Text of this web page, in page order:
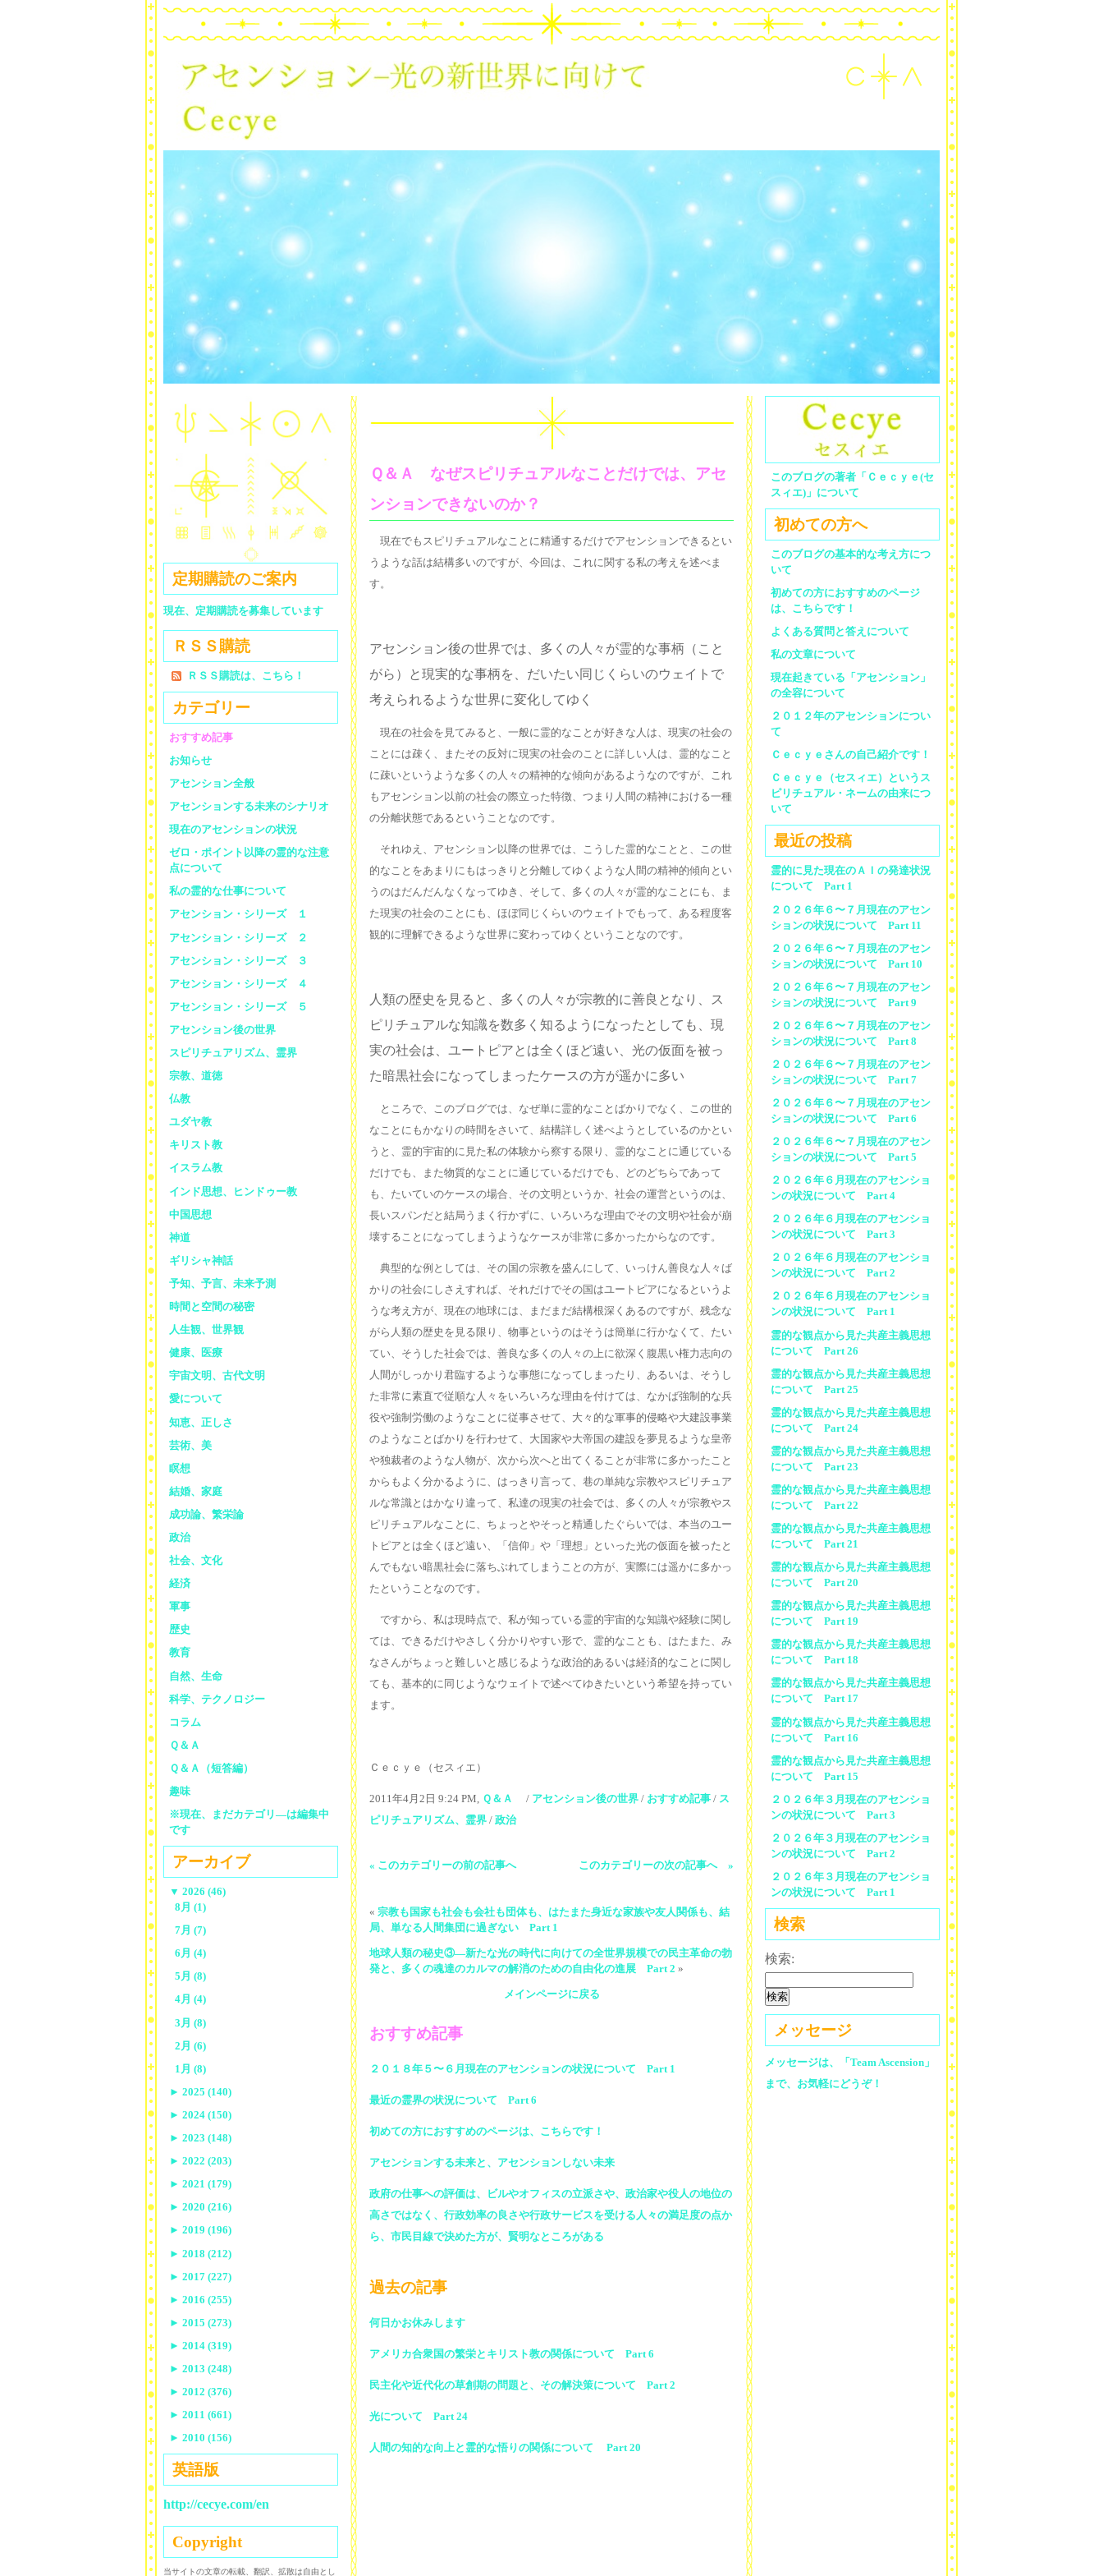
Ｑ＆Ａ なぜスピリチュアルなことだけでは、アセ
ンションできないのか？
現在でもスピリチュアルなことに精通するだけでアセンションできるとい
うような話は結構多いのですが、今回は、これに関する私の考えを述べま
す。
アセンション後の世界では、多くの人々が霊的な事柄（こと
がら）と現実的な事柄を、だいたい同じくらいのウェイトで
考えられるような世界に変化してゆく
現在の社会を見てみると、一般に霊的なことが好きな人は、現実の社会の
ことには疎く、またその反対に現実の社会のことに詳しい人は、霊的なこと
に疎いというような多くの人々の精神的な傾向があるようなのですが、これ
もアセンション以前の社会の際立った特徴、つまり人間の精神における一種
の分離状態であるということなのです。
それゆえ、アセンション以降の世界では、こうした霊的なことと、この世
的なことをあまりにもはっきりと分離してゆくような人間の精神的傾向とい
うのはだんだんなくなってゆき、そして、多くの人々が霊的なことにも、ま
た現実の社会のことにも、ほぼ同じくらいのウェイトでもって、ある程度客
観的に理解できるような世界に変わってゆくということなのです。
人類の歴史を見ると、多くの人々が宗教的に善良となり、ス
ピリチュアルな知識を数多く知るようになったとしても、現
実の社会は、ユートピアとは全くほど遠い、光の仮面を被っ
た暗黒社会になってしまったケースの方が遥かに多い
ところで、このブログでは、なぜ単に霊的なことばかりでなく、この世的
なことにもかなりの時間をさいて、結構詳しく述べようとしているのかとい
うと、霊的宇宙的に見た私の体験から察する限り、霊的なことに通じている
だけでも、また物質的なことに通じているだけでも、どのどちらであって
も、たいていのケースの場合、その文明というか、社会の運営というのは、
長いスパンだと結局うまく行かずに、いろいろな理由でその文明や社会が崩
壊することになってしまうようなケースが非常に多かったからなのです。
典型的な例としては、その国の宗教を盛んにして、いっけん善良な人々ば
かりの社会にしさえすれば、それだけでその国はユートピアになるというよ
うな考え方が、現在の地球には、まだまだ結構根深くあるのですが、残念な
がら人類の歴史を見る限り、物事というのはそうは簡単に行かなくて、たい
てい、そうした社会では、善良な多くの人々の上に欲深く腹黒い権力志向の
人間がしっかり君臨するような事態になってしまったり、あるいは、そうし
た非常に素直で従順な人々をいろいろな理由を付けては、なかば強制的な兵
役や強制労働のようなことに従事させて、大々的な軍事的侵略や大建設事業
のようなことばかりを行わせて、大国家や大帝国の建設を夢見るような皇帝
や独裁者のような人物が、次から次へと出てくることが非常に多かったこと
からもよく分かるように、はっきり言って、巷の単純な宗教やスピリチュア
ルな常識とはかなり違って、私達の現実の社会では、多くの人々が宗教やス
ピリチュアルなことに、ちょっとやそっと精通したぐらいでは、本当のユー
トピアとは全くほど遠い、「信仰」や「理想」といった光の仮面を被ったと
んでもない暗黒社会に落ちぶれてしまうことの方が、実際には遥かに多かっ
たということなのです。
ですから、私は現時点で、私が知っている霊的宇宙的な知識や経験に関し
ては、できるだけやさしく分かりやすい形で、霊的なことも、はたまた、み
なさんがちょっと難しいと感じるような政治的あるいは経済的なことに関し
ても、基本的に同じようなウェイトで述べてゆきたいという希望を持ってい
ます。
Ｃｅｃｙｅ（セスィエ）
2011年4月2日 9:24 PM, Ｑ＆Ａ / アセンション後の世界 / おすすめ記事 / ス
ピリチュアリズム、霊界 / 政治
« このカテゴリーの前の記事へ このカテゴリーの次の記事へ »
« 宗教も国家も社会も会社も団体も、はたまた身近な家族や友人関係も、結
局、単なる人間集団に過ぎない Part 1
地球人類の秘史③―新たな光の時代に向けての全世界規模での民主革命の勃
発と、多くの魂達のカルマの解消のための自由化の進展 Part 2 »
メインページに戻る
おすすめ記事
２０１８年５〜６月現在のアセンションの状況について Part 1
最近の霊界の状況について Part 6
初めての方におすすめのページは、こちらです！
アセンションする未来と、アセンションしない未来
政府の仕事への評価は、ビルやオフィスの立派さや、政治家や役人の地位の
高さではなく、行政効率の良さや行政サービスを受ける人々の満足度の点か
ら、市民目線で決めた方が、賢明なところがある
過去の記事
何日かお休みします
アメリカ合衆国の繁栄とキリスト教の関係について Part 6
民主化や近代化の草創期の問題と、その解決策について Part 2
光について Part 24
人間の知的な向上と霊的な悟りの関係について Part 20
このブログの著者「Ｃｅｃｙｅ(セ
スィエ)」について
初めての方へ
このブログの基本的な考え方につ
いて
初めての方におすすめのページ
は、こちらです！
よくある質問と答えについて
私の文章について
現在起きている「アセンション」
の全容について
２０１２年のアセンションについ
て
Ｃｅｃｙｅさんの自己紹介です！
Ｃｅｃｙｅ（セスィエ）というス
ピリチュアル・ネームの由来につ
いて
最近の投稿
霊的に見た現在のＡＩの発達状況
について Part 1
２０２６年６〜７月現在のアセン
ションの状況について Part 11
２０２６年６〜７月現在のアセン
ションの状況について Part 10
２０２６年６〜７月現在のアセン
ションの状況について Part 9
２０２６年６〜７月現在のアセン
ションの状況について Part 8
２０２６年６〜７月現在のアセン
ションの状況について Part 7
２０２６年６〜７月現在のアセン
ションの状況について Part 6
２０２６年６〜７月現在のアセン
ションの状況について Part 5
２０２６年６月現在のアセンショ
ンの状況について Part 4
２０２６年６月現在のアセンショ
ンの状況について Part 3
２０２６年６月現在のアセンショ
ンの状況について Part 2
２０２６年６月現在のアセンショ
ンの状況について Part 1
霊的な観点から見た共産主義思想
について Part 26
霊的な観点から見た共産主義思想
について Part 25
霊的な観点から見た共産主義思想
について Part 24
霊的な観点から見た共産主義思想
について Part 23
霊的な観点から見た共産主義思想
について Part 22
霊的な観点から見た共産主義思想
について Part 21
霊的な観点から見た共産主義思想
について Part 20
霊的な観点から見た共産主義思想
について Part 19
霊的な観点から見た共産主義思想
について Part 18
霊的な観点から見た共産主義思想
について Part 17
霊的な観点から見た共産主義思想
について Part 16
霊的な観点から見た共産主義思想
について Part 15
２０２６年３月現在のアセンショ
ンの状況について Part 3
２０２６年３月現在のアセンショ
ンの状況について Part 2
２０２６年３月現在のアセンショ
ンの状況について Part 1
検索
検索:
メッセージ
メッセージは、「Team Ascension」
まで、お気軽にどうぞ！
定期購読のご案内
現在、定期購読を募集しています
ＲＳＳ購読
ＲＳＳ購読は、こちら！
カテゴリー
おすすめ記事
お知らせ
アセンション全般
アセンションする未来のシナリオ
現在のアセンションの状況
ゼロ・ポイント以降の霊的な注意
点について
私の霊的な仕事について
アセンション・シリーズ １
アセンション・シリーズ ２
アセンション・シリーズ ３
アセンション・シリーズ ４
アセンション・シリーズ ５
アセンション後の世界
スピリチュアリズム、霊界
宗教、道徳
仏教
ユダヤ教
キリスト教
イスラム教
インド思想、ヒンドゥー教
中国思想
神道
ギリシャ神話
予知、予言、未来予測
時間と空間の秘密
人生観、世界観
健康、医療
宇宙文明、古代文明
愛について
知恵、正しさ
芸術、美
瞑想
結婚、家庭
成功論、繁栄論
政治
社会、文化
経済
軍事
歴史
教育
自然、生命
科学、テクノロジー
コラム
Ｑ＆Ａ
Ｑ＆Ａ（短答編）
趣味
※現在、まだカテゴリ—は編集中
です
アーカイブ
▼ 2026 (46)
8月 (1)
7月 (7)
6月 (4)
5月 (8)
4月 (4)
3月 (8)
2月 (6)
1月 (8)
► 2025 (140)
► 2024 (150)
► 2023 (148)
► 2022 (203)
► 2021 (179)
► 2020 (216)
► 2019 (196)
► 2018 (212)
► 2017 (227)
► 2016 (255)
► 2015 (273)
► 2014 (319)
► 2013 (248)
► 2012 (376)
► 2011 (661)
► 2010 (156)
英語版
http://cecye.com/en
Copyright
当サイトの文章の転載、翻訳、拡散は自由とし